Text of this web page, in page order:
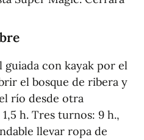
guiada con kayak por el
el bosque de ribera y
río desde otra
h. Tres turnos: 9 h.,
llevar ropa de